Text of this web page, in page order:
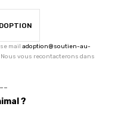
mail adoption@soutien-au-
vous recontacterons dans
?